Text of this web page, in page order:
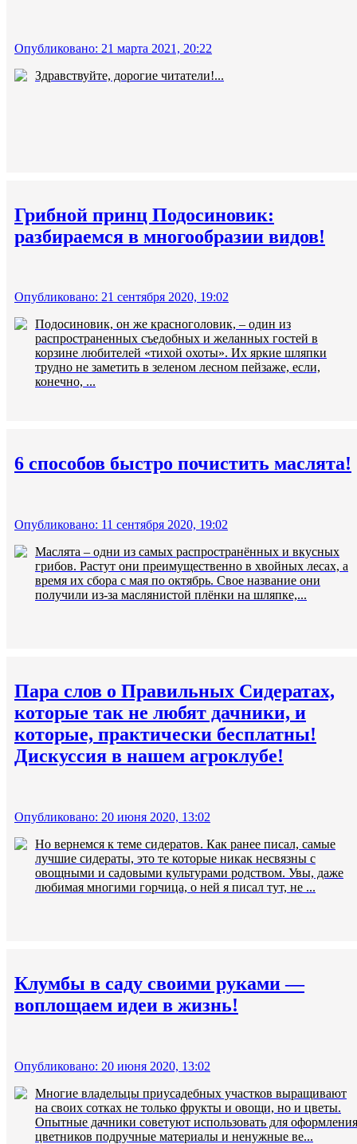
Опубликовано: 21 марта 2021, 20:22
Здравствуйте, дорогие читатели!...
Грибной принц Подосиновик:
разбираемся в многообразии видов!
Опубликовано: 21 сентября 2020, 19:02
Подосиновик, он же красноголовик, – один из
распространенных съедобных и желанных гостей в
корзине любителей «тихой охоты». Их яркие шляпки
трудно не заметить в зеленом лесном пейзаже, если,
конечно, ...
6 способов быстро почистить маслята!
Опубликовано: 11 сентября 2020, 19:02
Маслята – одни из самых распространённых и вкусных
грибов. Растут они преимущественно в хвойных лесах, а
время их сбора с мая по октябрь. Свое название они
получили из-за маслянистой плёнки на шляпке,...
Пара слов о Правильных Сидератах,
которые так не любят дачники, и
которые, практически бесплатны!
Дискуссия в нашем агроклубе!
Опубликовано: 20 июня 2020, 13:02
Но вернемся к теме сидератов. Как ранее писал, самые
лучшие сидераты, это те которые никак несвязны с
овощными и садовыми культурами родством. Увы, даже
любимая многими горчица, о ней я писал тут, не ...
Клумбы в саду своими руками —
воплощаем идеи в жизнь!
Опубликовано: 20 июня 2020, 13:02
Многие владельцы приусадебных участков выращивают
на своих сотках не только фрукты и овощи, но и цветы.
Опытные дачники советуют использовать для оформления
цветников подручные материалы и ненужные ве...